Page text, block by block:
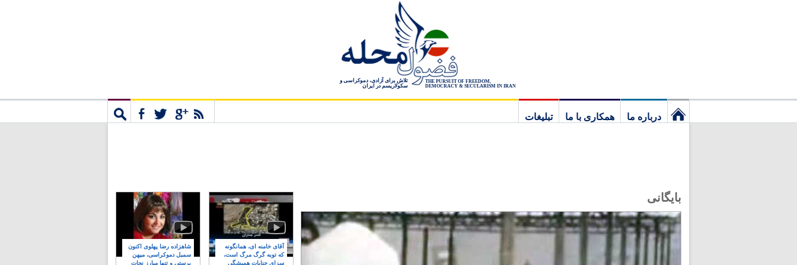
THE PURSUIT OF FREEDOM,
DEMOCRACY & SECULARISM IN IRAN
تلاش برای آزادی، دموکراسی و
سکولاریسم در ایران
درباره ما همکاری با ما
تبلیغات
بایگانی
شاهزاده رضا پهلوی اکنون
سمبل دموکراسی، میهن
پرستی و تنها مبارز نجات
آقای خامنه ای، همانگونه
که توبه گرگ مرگ است،
سزای جنایات همیشگی